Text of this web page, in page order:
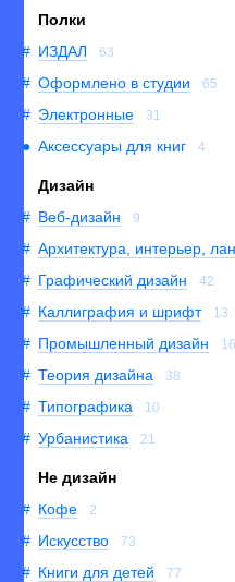
Полки
ИЗДАЛ
63
Оформлено в студии 65
Электронные 31
Аксессуары для книг 4
Дизайн
Веб-дизайн
9
Архитектура, интерьер,
Графический дизайн 42
Каллиграфия и шрифт 13
Промышленный дизайн 16
Теория дизайна 38
Типографика 10
Урбанистика 21
Не дизайн
Кофе
2
Искусство 73
Книги для детей 77